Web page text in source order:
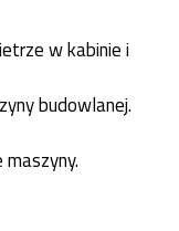
w kabinie i
budowlanej.